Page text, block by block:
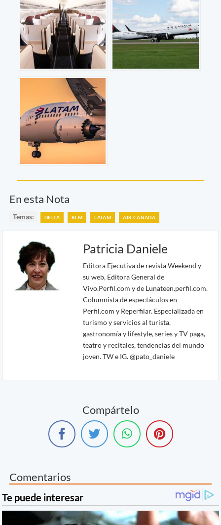
En esta Nota
Temas: DELTA KLM LATAM AIR CANADA
Patricia Daniele
Editora Ejecutiva de revista Weekend y
su web, Editora General de
Vivo.Perfil.com y de Lunateen.perfil.com.
Columnista de espectáculos en
Perfil.com y Reperfilar. Especializada en
turismo y servicios al turista,
gastronomía y lifestyle, series y TV paga,
teatro y recitales, tendencias del mundo
joven. TW e IG. @pato_daniele
Compártelo
Comentarios